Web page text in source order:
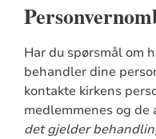
Har du spørsmål om
behandler dine
kontakte kirkens
medlemmenes og
det gjelder